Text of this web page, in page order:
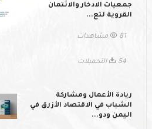
جمعيات الادخار والائتمان
القروية لتع...
81 مشاهدات
54 التحميلات
ريادة الأعمال ومشاركة
الشباب في الاقتصاد الأزرق في
اليمن ودو...